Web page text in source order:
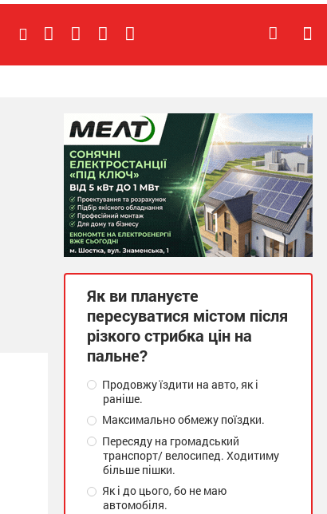
Як ви плануєте
пересуватися містом після
різкого стрибка цін на
пальне?
Продовжу їздити на авто, як і
раніше.
Максимально обмежу поїздки.
Пересяду на громадський
транспорт/ велосипед. Ходитиму
більше пішки.
Як і до цього, бо не маю
автомобіля.